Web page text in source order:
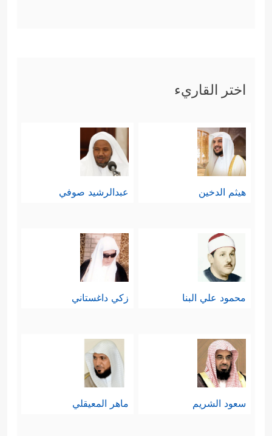
اختر القاريء
هيثم الدخين عبدالرشيد صوفي
محمود علي البنا زكي داغستاني
سعود الشريم ماهر المعيقلي